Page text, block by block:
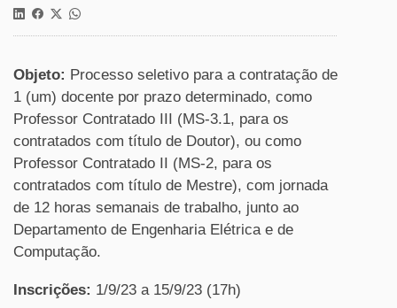
Objeto: Processo seletivo para a contratação de
1 (um) docente por prazo determinado, como
Professor Contratado III (MS-3.1, para os
contratados com título de Doutor), ou como
Professor Contratado II (MS-2, para os
contratados com título de Mestre), com jornada
de 12 horas semanais de trabalho, junto ao
Departamento de Engenharia Elétrica e de
Computação.
Inscrições: 1/9/23 a 15/9/23 (17h)